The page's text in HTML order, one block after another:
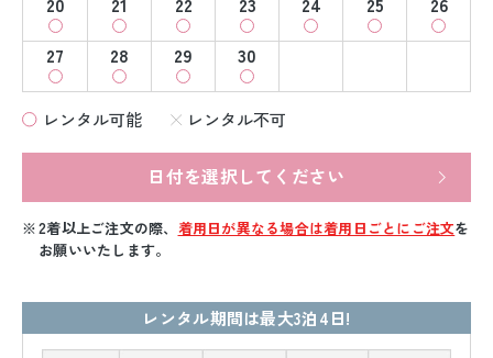
27
28 29 30
レンタル可能 レンタル不可
日付を選択してください
2着以上ご注文の際、 着用日が異なる場合は着用日ごとにご注文を
お願いいたします。
レンタル期間は最大3泊4日!